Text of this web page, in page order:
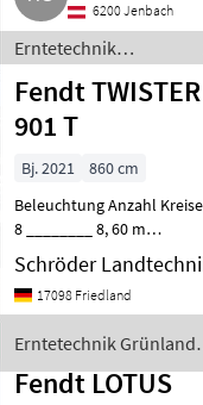
Verkaufe neuwertigen Fendt
Twister 431 DN. Aus 7 ha
Landwirtschaft. 2 Saisonen
6200 Jenbach
Erntetechnik
Grünland /
Kreiselheuer
Fendt TWISTER
901 T
Bj. 2021
860 cm
Beleuchtung Anzahl
8 ________ 8, 60 m
Arbeitsbreite, 8 Kreisel, 6
Zinkenarme pro Kreisel,
Bereifung Kreiselfahrwerk 6
Transportfahrwe
17098 Friedland
Erntetechnik Grünland
Fendt
Fendt LOTUS